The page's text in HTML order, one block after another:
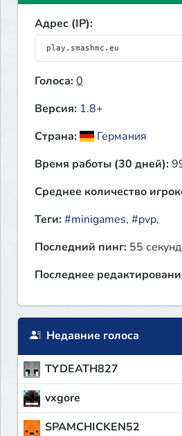
Адрес (IP):
Голоса:0
Версия: 1.8+
Страна:
Германия
Время работы (30 дней):
Среднее количество
Теги:#minigames, #pvp,
Последний пинг: 55
Последнее
Недавние голоса
TYDEATH827
vxgore
SPAMCHICKEN52